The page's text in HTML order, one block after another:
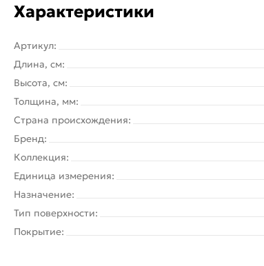
Характеристики
Артикул:
Длина, см:
Высота, см:
Толщина, мм:
Страна происхождения:
Бренд:
Коллекция:
Единица измерения:
Назначение:
Тип поверхности:
Покрытие: